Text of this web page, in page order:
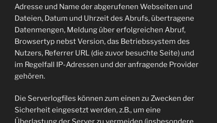
Adresse und Name der abgerufenen Webseiten und
Dateien, Datum und Uhrzeit des Abrufs, übertragene
Datenmengen, Meldung über erfolgreichen Abruf,
Browsertyp nebst Version, das Betriebssystem des
Nutzers, Referrer URL (die zuvor besuchte Seite) und
im Regelfall IP-Adressen und der anfragende Provider
gehören.
Die Serverlogfiles können zum einen zu Zwecken der
Sicherheit eingesetzt werden, z.B., um eine